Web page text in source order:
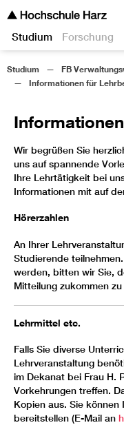
Studium Forschung
Studium
FB
Informationen für
Wir begrüßen Sie
uns auf spannende
Ihre Lehrtätigkeit bei
Informationen mit auf
Hörerzahlen
An Ihrer
Studierende
werden, bitten wir Sie,
Mitteilung zukommen zu
Lehrmittel etc.
Falls Sie diverse
Lehrveranstaltung
im Dekanat bei Frau H.
Vorkehrungen treffen.
Kopien aus. Sie
bereitstellen (E-Mail an